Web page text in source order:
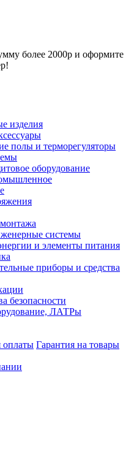
более 2000р и оформите
изделия
полы и терморегуляторы
оборудование
системы
и элементы питания
приборы и средства
безопасности
ЛАТРы
оплаты Гарантия на товары